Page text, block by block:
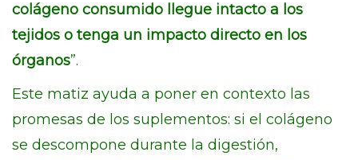
colágeno consumido llegue intacto a los
tejidos o tenga un impacto directo en los
órganos”.
Este matiz ayuda a poner en contexto las
promesas de los suplementos: si el colágeno
se descompone durante la digestión,